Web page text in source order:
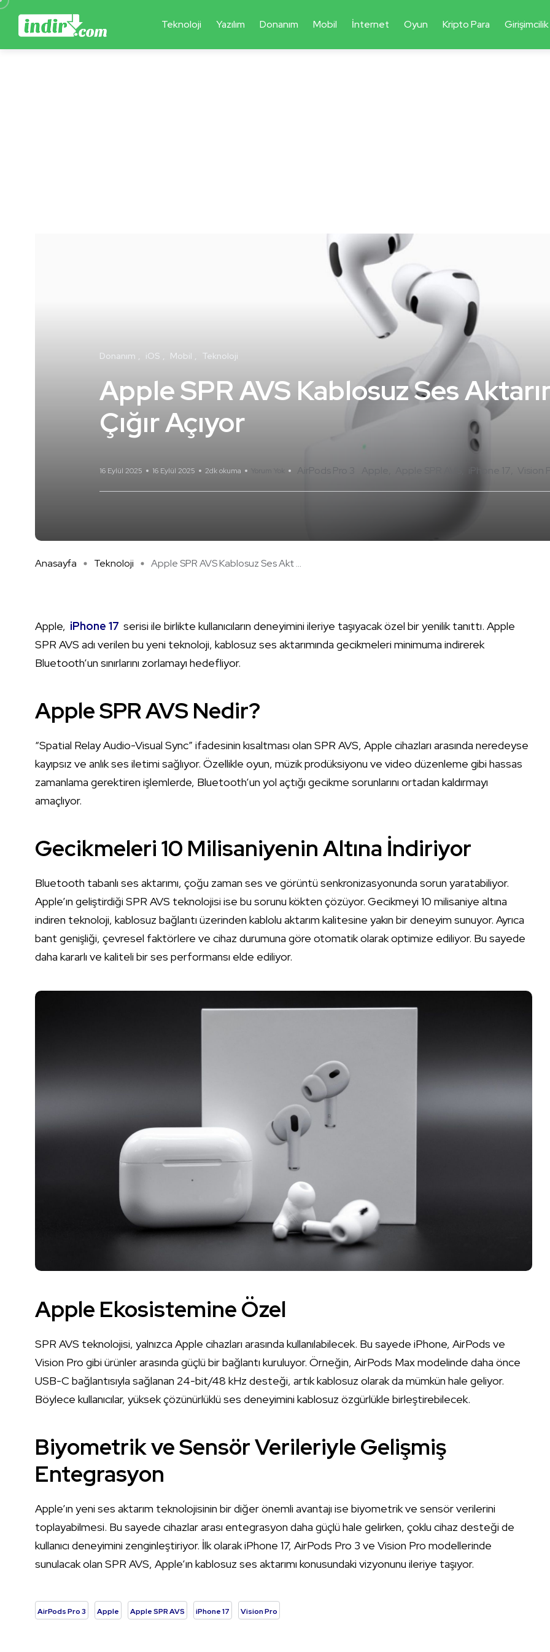
Teknoloji Yazılım Donanım Mobil İnternet Oyun Kripto Para Girişimcilik
Donanım iOS Mobil Teknoloji
Apple SPR AVS Kablosuz Ses
Çığır Açıyor
16 Eylül 2025 16 Eylül 2025 2dk okuma Yorum Yok AirPods Pro 3 Apple iPhone 17 Vision
Anasayfa Teknoloji Apple SPR AVS Kablosuz Ses Akt ...
Apple, iPhone 17 serisi ile birlikte kullanıcıların deneyimini ileriye taşıyacak özel bir yenilik tanıttı. Apple
SPR AVS adı verilen bu yeni teknoloji, kablosuz ses aktarımında gecikmeleri minimuma indirerek
Bluetooth’un sınırlarını zorlamayı hedefliyor.
Apple SPR AVS Nedir?
“Spatial Relay Audio-Visual Sync” ifadesinin kısaltması olan SPR AVS, Apple cihazları arasında neredeyse
kayıpsız ve anlık ses iletimi sağlıyor. Özellikle oyun, müzik prodüksiyonu ve video düzenleme gibi hassas
zamanlama gerektiren işlemlerde, Bluetooth’un yol açtığı gecikme sorunlarını ortadan kaldırmayı
amaçlıyor.
Gecikmeleri 10 Milisaniyenin Altına İndiriyor
Bluetooth tabanlı ses aktarımı, çoğu zaman ses ve görüntü senkronizasyonunda sorun yaratabiliyor.
Apple’ın geliştirdiği SPR AVS teknolojisi ise bu sorunu kökten çözüyor. Gecikmeyi 10 milisaniye altına
indiren teknoloji, kablosuz bağlantı üzerinden kablolu aktarım kalitesine yakın bir deneyim sunuyor. Ayrıca
bant genişliği, çevresel faktörlere ve cihaz durumuna göre otomatik olarak optimize ediliyor. Bu sayede
daha kararlı ve kaliteli bir ses performansı elde ediliyor.
Apple Ekosistemine Özel
SPR AVS teknolojisi, yalnızca Apple cihazları arasında kullanılabilecek. Bu sayede iPhone, AirPods ve
Vision Pro gibi ürünler arasında güçlü bir bağlantı kuruluyor. Örneğin, AirPods Max modelinde daha önce
USB-C bağlantısıyla sağlanan 24-bit/48 kHz desteği, artık kablosuz olarak da mümkün hale geliyor.
Böylece kullanıcılar, yüksek çözünürlüklü ses deneyimini kablosuz özgürlükle birleştirebilecek.
Biyometrik ve Sensör Verileriyle Gelişmiş
Entegrasyon
Apple’ın yeni ses aktarım teknolojisinin bir diğer önemli avantajı ise biyometrik ve sensör verilerini
toplayabilmesi. Bu sayede cihazlar arası entegrasyon daha güçlü hale gelirken, çoklu cihaz desteği de
kullanıcı deneyimini zenginleştiriyor. İlk olarak iPhone 17, AirPods Pro 3 ve Vision Pro modellerinde
sunulacak olan SPR AVS, Apple’ın kablosuz ses aktarımı konusundaki vizyonunu ileriye taşıyor.
AirPods Pro 3 Apple Apple SPR AVS iPhone 17 Vision Pro